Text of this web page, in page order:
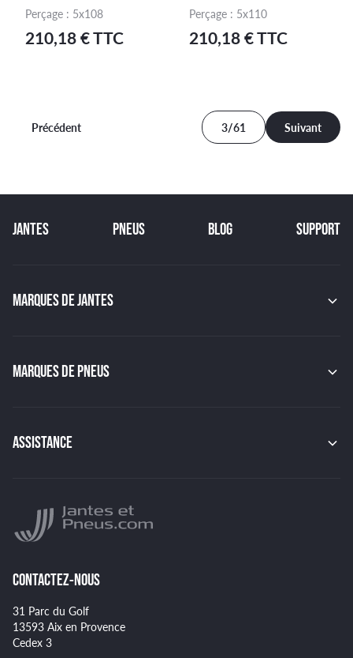
Perçage : 5x108
210,18 € TTC
Perçage : 5x110
210,18 € TTC
Précédent 3/61 Suivant
JANTES PNEUS BLOG SUPPORT
MARQUES DE JANTES
GMP
JAPAN RACING
BBS
MARQUES DE PNEUS
PIRELLI
HANKOOK
GOODYEAR
ASSISTANCE
Montage et démontage de vos pneus
Spécificités pour certains pneus
CONTACTEZ-NOUS
31 Parc du Golf
13593 Aix en Provence
Cedex 3